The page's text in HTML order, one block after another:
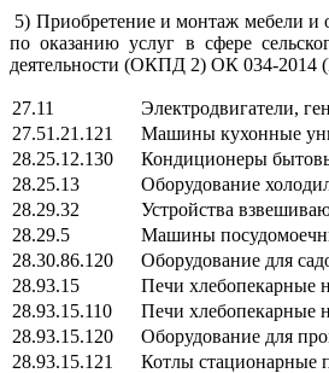
5) Приобретение и монтаж мебели и
по оказанию услуг в сфере
деятельности (ОКПД 2) ОК 034-2014
27.11
Электродвигатели,
27.51.21.121
Машины кухонные
28.25.12.130
Кондиционеры
28.25.13
Оборудование
28.29.32
Устройства
28.29.5
Машины
28.30.86.120
Оборудование для
28.93.15
Печи хлебопекарные
28.93.15.110
Печи хлебопекарные
28.93.15.120
Оборудование для
28.93.15.121
Котлы стационарные